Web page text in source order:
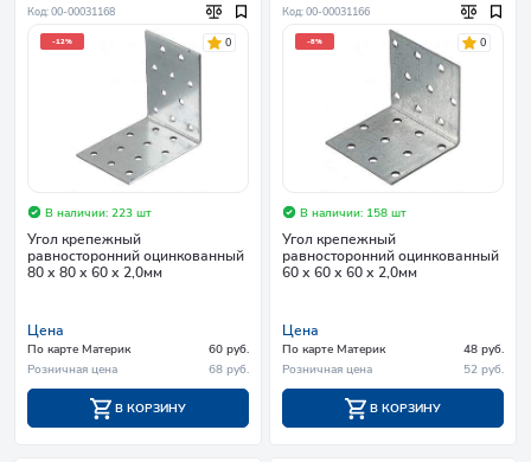
Код: 00-00031168
-12% 0
В наличии: 223 шт
Угол крепежный
равносторонний оцинкованный
80 х 80 х 60 х 2,0мм
Цена
По карте Материк
60 руб.
Розничная цена
68 руб.
В КОРЗИНУ
Код: 00-00031166
-8% 0
В наличии: 158 шт
Угол крепежный
равносторонний оцинкованный
60 х 60 х 60 х 2,0мм
Цена
По карте Материк
48 руб.
Розничная цена
52 руб.
В КОРЗИНУ